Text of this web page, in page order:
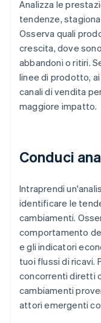
Analizza le
tendenze,
Osserva quali
crescita, dove
abbandoni o ritiri.
linee di prodotto,
canali di vendita
maggiore impatto.
Conduci
Intraprendi
identificare le
cambiamenti.
comportamento
e gli indicatori
tuoi flussi di ricavi.
concorrenti diretti
cambiamenti
attori emergenti